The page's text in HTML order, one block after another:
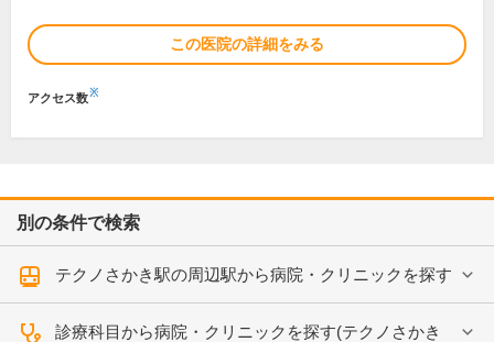
この医院の詳細をみる
アクセス数※
別の条件で検索
テクノさかき駅の周辺駅から病院・クリニックを探す
診療科目から病院・クリニックを探す(テクノさかき